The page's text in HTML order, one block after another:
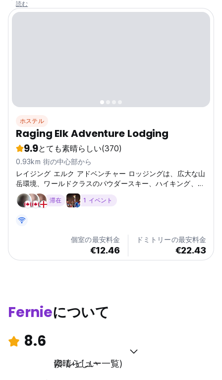
読む
ホステル
Raging Elk Adventure Lodging
9.9とても素晴らしい(370)
0.93km 街の中心部から
レイジング エルク アドベンチャー ロッジングは、広大な山
岳環境、ワールドクラスのパウダースキー、ハイキング、マ
ウンテンバイクで有名なファーニーの中心部に位置していま
す。 山々を望む敷地内のパティオでバーベキューを楽しん
非常に大きな共用キッチンがあり、設備の整ったシアタース
タイルのテレビルーム、ビリヤード台、ゲームルーム、卓球
台、ランドリー施設、サウナが備わっています。 レイジン
グ エルクは冒険のベース キャンプです。フレンドリーなス
タッフがファーニーズの隠された秘密をすべてお見せしま
滞在 1 イベント
個室の最安料金
€12.46
ドミトリーの最安料金
€22.43
Fernieについて
8.6
素晴らしい
(3 レビュー一覧)